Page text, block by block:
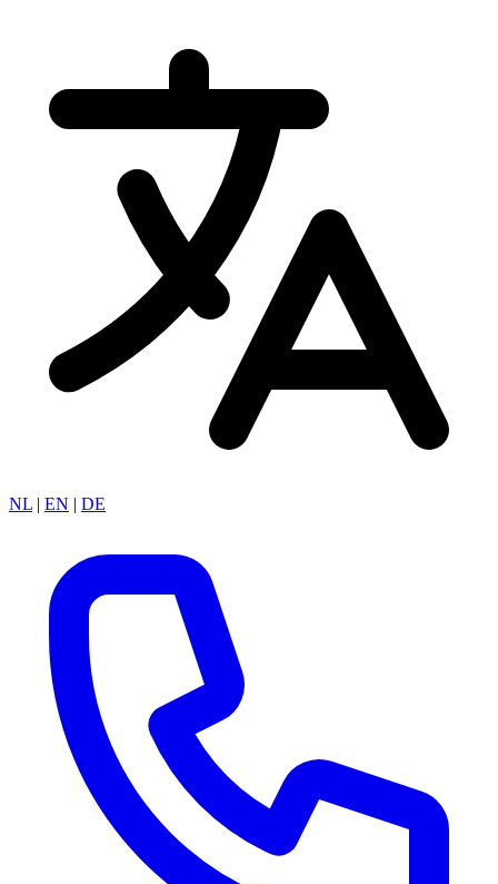
NL | EN | DE